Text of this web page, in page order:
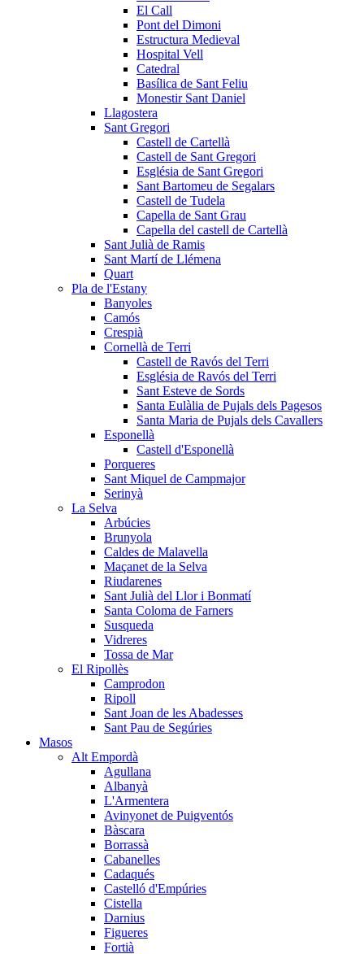
El Call
Pont del Dimoni
Estructura Medieval
Hospital Vell
Catedral
Basílica de Sant Feliu
Monestir Sant Daniel
Llagostera
Sant Gregori
Castell de Cartellà
Castell de Sant Gregori
Església de Sant Gregori
Sant Bartomeu de Segalars
Castell de Tudela
Capella de Sant Grau
Capella del castell de Cartellà
Sant Julià de Ramis
Sant Martí de Llémena
Quart
Pla de l'Estany
Banyoles
Camós
Crespià
Cornellà de Terri
Castell de Ravós del Terri
Església de Ravós del Terri
Sant Esteve de Sords
Santa Eulàlia de Pujals dels Pagesos
Santa Maria de Pujals dels Cavallers
Esponellà
Castell d'Esponellà
Porqueres
Sant Miquel de Campmajor
Serinyà
La Selva
Arbúcies
Brunyola
Caldes de Malavella
Maçanet de la Selva
Riudarenes
Sant Julià del Llor i Bonmatí
Santa Coloma de Farners
Susqueda
Vidreres
Tossa de Mar
El Ripollès
Camprodon
Ripoll
Sant Joan de les Abadesses
Sant Pau de Segúries
Masos
Alt Empordà
Agullana
Albanyà
L'Armentera
Avinyonet de Puigventós
Bàscara
Borrassà
Cabanelles
Cadaqués
Castelló d'Empúries
Cistella
Darnius
Figueres
Fortià